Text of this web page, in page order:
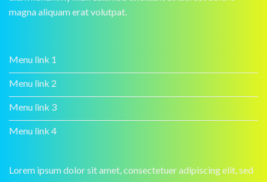
magna aliquam erat volutpat.
Menu link 1
Menu link 2
Menu link 3
Menu link 4
Lorem ipsum dolor sit amet, consectetuer adipiscing elit, sed